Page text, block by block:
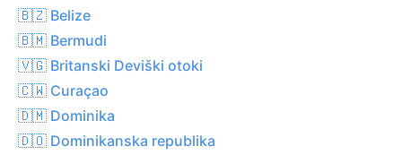
🇧🇿 Belize
🇧🇲 Bermudi
🇻🇬 Britanski Deviški otoki
🇨🇼 Curaçao
🇩🇲 Dominika
🇩🇴 Dominikanska republika